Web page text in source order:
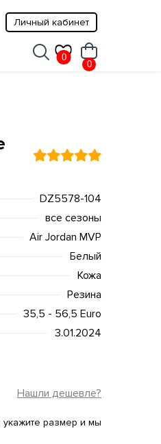
0
Личный кабинет
0
DZ5578-104
все сезоны
Air Jordan MVP
Белый
Кожа
Резина
35,5 - 56,5 Euro
3.01.2024
Нашли дешевле?
укажите размер и мы